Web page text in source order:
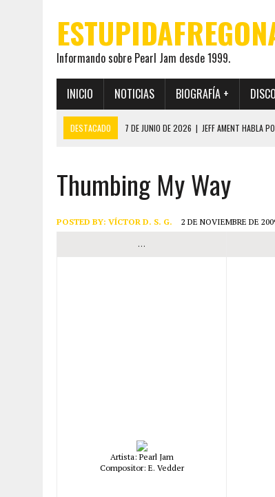
Informando sobre Pearl Jam desde 1999.
INICIO NOTICIAS BIOGRAFÍA +
DESTACADO 7 DE JUNIO DE 2026 | JEFF AMENT HABLA
19 DE MAYO DE 2026
EL ENCUENTRO ENTRE NEIL YOUNG
12 DE MAYO DE 2026 |
PEARL JAM REAPARECEN EN
28 DE JULIO DE 2026 | JEFF AMENT PUBLICA SINCE
Thumbing My Way
POSTED BY: VÍCTOR D. S. G. 2 DE NOVIEMBRE DE
…
Artista: Pearl Jam
Compositor: E. Vedder